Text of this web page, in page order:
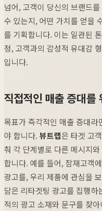
넘어, 고객이 당신의 브랜드
수 있는지, 어떤 가치를 얻을
를 기획합니다. 이는 일관된
정, 고객과의 감성적 유대감
입니다.
직접적인 매출 증대를
목표가 즉각적인 매출 증대
야 합니다.뷰트랩은 타겟 고
춰 각 단계별로 다른 메시지
합니다. 예를 들어, 잠재고객
광고를, 우리 제품에 관심을
담은 리타겟팅 광고를 집행
적의 광고 소재와 문구를 찾